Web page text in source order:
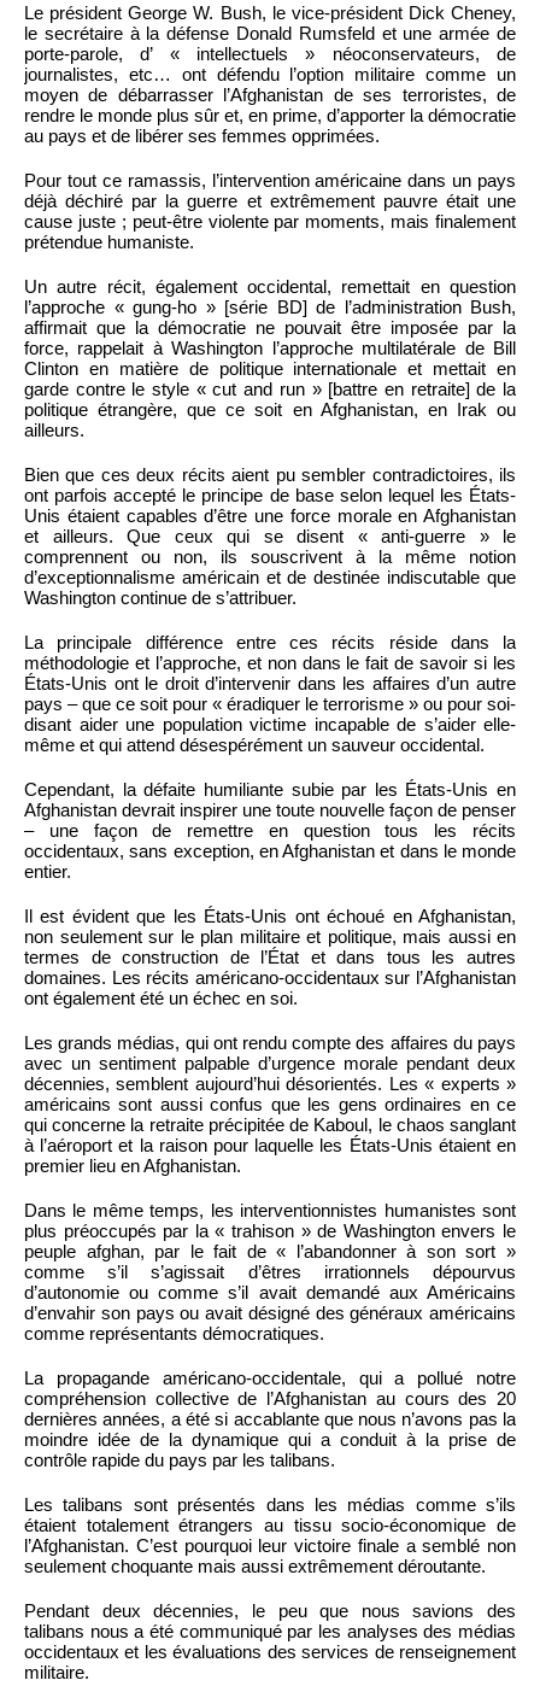
Le président George W. Bush, le vice-président Dick Cheney,
le secrétaire à la défense Donald Rumsfeld et une armée de
porte-parole, d’ « intellectuels » néoconservateurs, de
journalistes, etc… ont défendu l’option militaire comme un
moyen de débarrasser l’Afghanistan de ses terroristes, de
rendre le monde plus sûr et, en prime, d’apporter la démocratie
au pays et de libérer ses femmes opprimées.
Pour tout ce ramassis, l’intervention américaine dans un pays
déjà déchiré par la guerre et extrêmement pauvre était une
cause juste ; peut-être violente par moments, mais finalement
prétendue humaniste.
Un autre récit, également occidental, remettait en question
l’approche « gung-ho » [série BD] de l’administration Bush,
affirmait que la démocratie ne pouvait être imposée par la
force, rappelait à Washington l’approche multilatérale de Bill
Clinton en matière de politique internationale et mettait en
garde contre le style « cut and run » [battre en retraite] de la
politique étrangère, que ce soit en Afghanistan, en Irak ou
ailleurs.
Bien que ces deux récits aient pu sembler contradictoires, ils
ont parfois accepté le principe de base selon lequel les États-
Unis étaient capables d’être une force morale en Afghanistan
et ailleurs. Que ceux qui se disent « anti-guerre » le
comprennent ou non, ils souscrivent à la même notion
d’exceptionnalisme américain et de destinée indiscutable que
Washington continue de s’attribuer.
La principale différence entre ces récits réside dans la
méthodologie et l’approche, et non dans le fait de savoir si les
États-Unis ont le droit d’intervenir dans les affaires d’un autre
pays – que ce soit pour « éradiquer le terrorisme » ou pour soi-
disant aider une population victime incapable de s’aider elle-
même et qui attend désespérément un sauveur occidental.
Cependant, la défaite humiliante subie par les États-Unis en
Afghanistan devrait inspirer une toute nouvelle façon de penser
– une façon de remettre en question tous les récits
occidentaux, sans exception, en Afghanistan et dans le monde
entier.
Il est évident que les États-Unis ont échoué en Afghanistan,
non seulement sur le plan militaire et politique, mais aussi en
termes de construction de l’État et dans tous les autres
domaines. Les récits américano-occidentaux sur l’Afghanistan
ont également été un échec en soi.
Les grands médias, qui ont rendu compte des affaires du pays
avec un sentiment palpable d’urgence morale pendant deux
décennies, semblent aujourd’hui désorientés. Les « experts »
américains sont aussi confus que les gens ordinaires en ce
qui concerne la retraite précipitée de Kaboul, le chaos sanglant
à l’aéroport et la raison pour laquelle les États-Unis étaient en
premier lieu en Afghanistan.
Dans le même temps, les interventionnistes humanistes sont
plus préoccupés par la « trahison » de Washington envers le
peuple afghan, par le fait de « l’abandonner à son sort »
comme s’il s’agissait d’êtres irrationnels dépourvus
d’autonomie ou comme s’il avait demandé aux Américains
d’envahir son pays ou avait désigné des généraux américains
comme représentants démocratiques.
La propagande américano-occidentale, qui a pollué notre
compréhension collective de l’Afghanistan au cours des 20
dernières années, a été si accablante que nous n’avons pas la
moindre idée de la dynamique qui a conduit à la prise de
contrôle rapide du pays par les talibans.
Les talibans sont présentés dans les médias comme s’ils
étaient totalement étrangers au tissu socio-économique de
l’Afghanistan. C’est pourquoi leur victoire finale a semblé non
seulement choquante mais aussi extrêmement déroutante.
Pendant deux décennies, le peu que nous savions des
talibans nous a été communiqué par les analyses des médias
occidentaux et les évaluations des services de renseignement
militaire.